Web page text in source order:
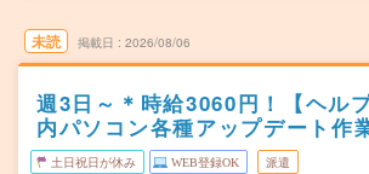
未読 掲載日 2026/08/06
週3日～＊時給3060円！【ヘル
内パソコン各種アップデート作
土日祝日が休み WEB登録OK 派遣